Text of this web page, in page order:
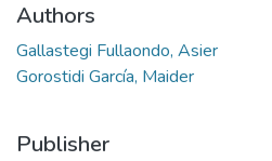
Authors
Gallastegi Fullaondo, Asier
Gorostidi García, Maider
Publisher